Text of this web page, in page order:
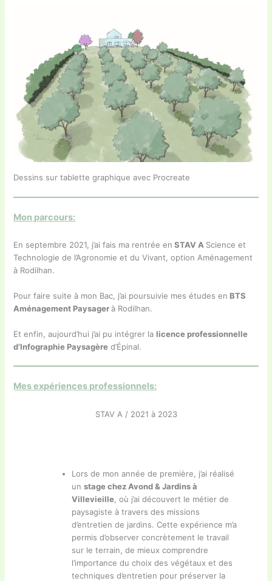
Dessins sur tablette graphique avec Procreate
Mon parcours:
En septembre 2021, j’ai fais ma rentrée en STAV A Science et
Technologie de l’Agronomie et du Vivant, option Aménagement
à Rodilhan.
Pour faire suite à mon Bac, j’ai poursuivie mes études en BTS
Aménagement Paysagerà Rodilhan.
Et enfin, aujourd’hui j’ai pu intégrer lalicence professionnelle
d’Infographie Paysagère d’Épinal.
Mes expériences professionnels:
STAV A / 2021 à 2023
Lors de mon année de première, j’ai réalisé
unstage chez Avond & Jardins à
Villevieille , où j’ai découvert le métier de
paysagiste à travers des missions
d’entretien de jardins. Cette expérience m’a
permis d’observer concrètement le travail
sur le terrain, de mieux comprendre
l’importance du choix des végétaux et des
techniques d’entretien pour préserver la